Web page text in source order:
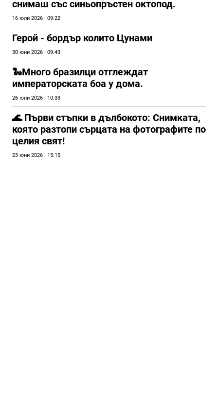
снимаш със синьопръстен октопод.
16 юли 2026 | 09:22
Герой - бордър колито Цунами
30 юни 2026 | 09:43
🐍Много бразилци отглеждат
императорската боа у дома.
26 юни 2026 | 10:33
🌊 Първи стъпки в дълбокото: Снимката,
която разтопи сърцата на фотографите по
целия свят!
23 юни 2026 | 15:15